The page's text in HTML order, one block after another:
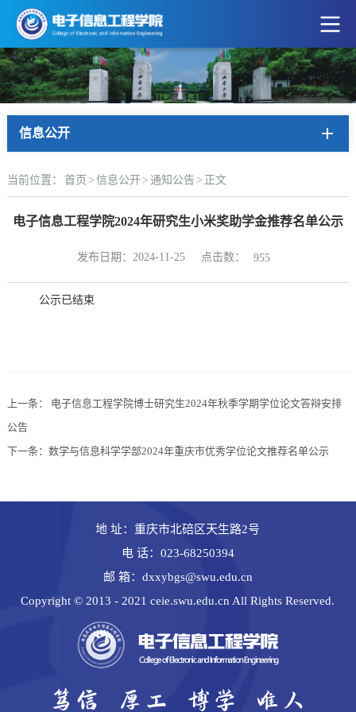
信息公开
当前位置： 首页 > 信息公开> 通知公告 > 正文
电子信息工程学院2024年研究生小米奖助学金推荐名单公示
发布日期：2024-11-25 点击数： 955
公示已结束
上一条：
电子信息工程学院博士研究生2024年秋季学期学位论文答辩安排
公告
下一条： 数学与信息科学学部2024年重庆市优秀学位论文推荐名单公示
地 址：重庆市北碚区天生路2号
电 话：023-68250394
邮 箱：dxxybgs@swu.edu.cn
Copyright © 2013 - 2021 ceie.swu.edu.cn All Rights Reserved.